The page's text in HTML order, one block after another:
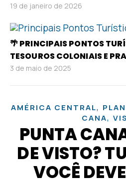
19 de janeiro de 2026
🌴 PRINCIPAIS PONTOS
TESOUROS COLONIAIS E
3 de maio de 2025
AMÉRICA CENTRAL,
CANA,
PUNTA
DE VISTO?
VOCÊ